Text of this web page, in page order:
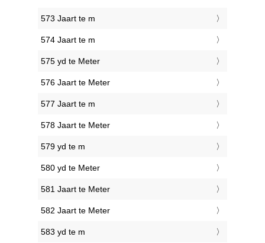
573 Jaart te m
574 Jaart te m
575 yd te Meter
576 Jaart te Meter
577 Jaart te m
578 Jaart te Meter
579 yd te m
580 yd te Meter
581 Jaart te Meter
582 Jaart te Meter
583 yd te m